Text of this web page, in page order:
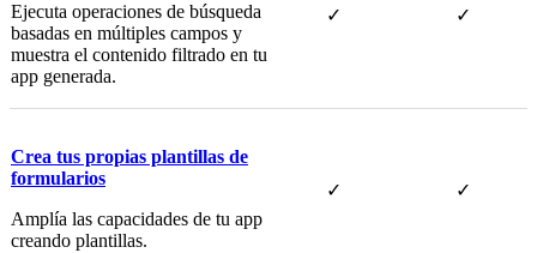
Ejecuta operaciones de búsqueda
basadas en múltiples campos y
muestra el contenido filtrado en tu
app generada.
✓ ✓
Crea tus propias plantillas de
formularios
Amplía las capacidades de tu app
creando plantillas.
✓ ✓